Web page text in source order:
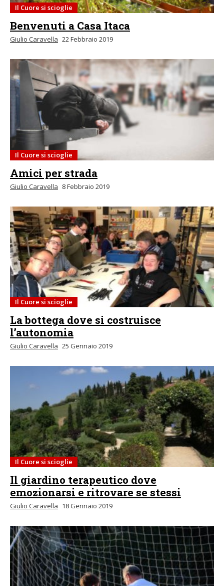
Il Cuore si scioglie
Benvenuti a Casa Itaca
Giulio Caravella 22 Febbraio 2019
Il Cuore si scioglie
Amici per strada
Giulio Caravella 8 Febbraio 2019
Il Cuore si scioglie
La bottega dove si costruisce
l’autonomia
Giulio Caravella 25 Gennaio 2019
Il Cuore si scioglie
Il giardino terapeutico dove
emozionarsi e ritrovare se stessi
Giulio Caravella 18 Gennaio 2019